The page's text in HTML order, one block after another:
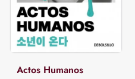
Actos Humanos